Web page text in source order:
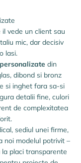
vede un client sau
mic, dar decisiv
lasi.
din
dibond si bronz
si inghet fara sa-si
detalii fine, culori
de complexitatea
sediul unei firme,
noi modelul potrivit –
placi transparente